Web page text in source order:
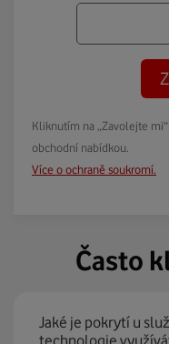
Kliknutím na „Zavolejte
obchodní nabídkou.
Více o ochraně soukromí.
Často
Jaké je pokrytí u
technologie